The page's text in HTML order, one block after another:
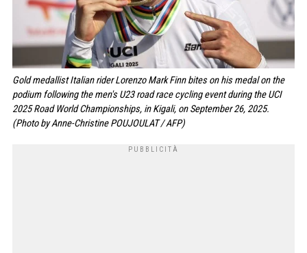
Gold medallist Italian rider Lorenzo Mark Finn bites on his medal on the
podium following the men's U23 road race cycling event during the UCI
2025 Road World Championships, in Kigali, on September 26, 2025.
(Photo by Anne-Christine POUJOULAT / AFP)